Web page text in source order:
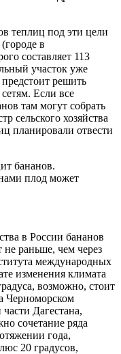
теплиц под эти цели
в
составляет 113
участок уже
решить
Если все
там могут собрать
сельского хозяйства
планировали отвести
в России бананов
раньше, чем через
международных
изменения климата
возможно, стоит
Черноморском
Дагестана,
сочетание ряда
года,
20 градусов,